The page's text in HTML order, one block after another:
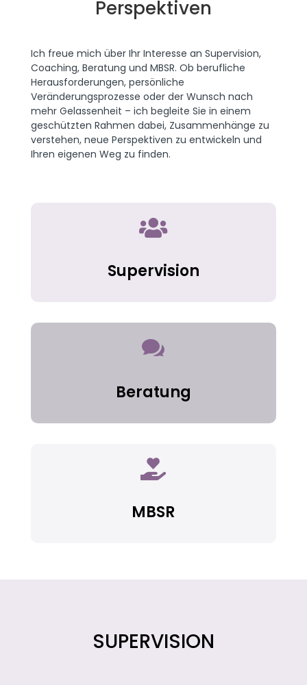
Perspektiven
Ich freue mich über Ihr Interesse an Supervision,
Coaching, Beratung und MBSR. Ob berufliche
Herausforderungen, persönliche
Veränderungsprozesse oder der Wunsch nach
mehr Gelassenheit – ich begleite Sie in einem
geschützten Rahmen dabei, Zusammenhänge zu
verstehen, neue Perspektiven zu entwickeln und
Ihren eigenen Weg zu finden.

Supervision

Beratung

MBSR
SUPERVISION